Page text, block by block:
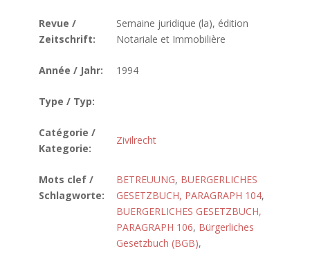
Revue /
Zeitschrift:
Semaine juridique (la), édition
Notariale et Immobilière
Année / Jahr: 1994
Type / Typ:
Catégorie /
Kategorie:
Zivilrecht
Mots clef /
Schlagworte:
BETREUUNG, BUERGERLICHES
GESETZBUCH, PARAGRAPH 104,
BUERGERLICHES GESETZBUCH,
PARAGRAPH 106, Bürgerliches
Gesetzbuch (BGB),